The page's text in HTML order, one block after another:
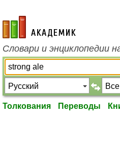
academic.ru
Словари и энциклопедии
Толкования Переводы